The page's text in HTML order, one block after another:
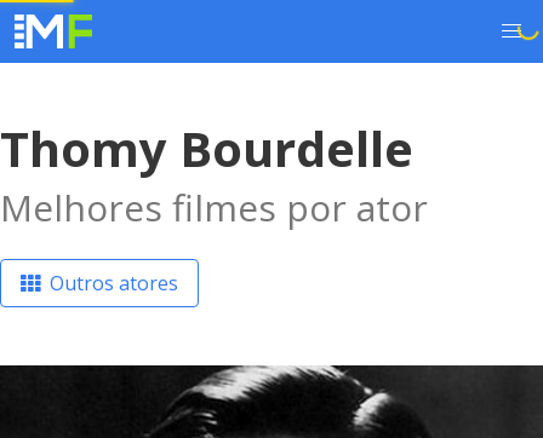
Thomy Bourdelle
Melhores filmes por ator
Outros atores